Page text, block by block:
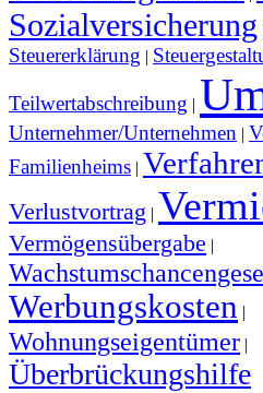
Sozialversicherung
Steuererklärung |
Teilwertabschreibung |
Unternehmer/Unternehmen |
Familienheims |
Verlustvortrag |
Vermögensübergabe |
Werbungskosten |
Wohnungseigentümer |
Überbrückungshilfe